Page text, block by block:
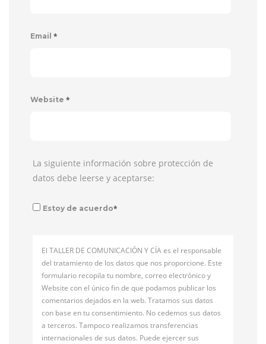
Email *
Website *
La siguiente información sobre protección de
datos debe leerse y aceptarse:
Estoy de acuerdo*
El TALLER DE COMUNICACIÓN Y CÍA es el responsable
del tratamiento de los datos que nos proporcione. Este
formulario recopila tu nombre, correo electrónico y
Website con el único fin de que podamos publicar los
comentarios dejados en la web. Tratamos sus datos
con base en tu consentimiento. No cedemos sus datos
a terceros. Tampoco realizamos transferencias
internacionales de sus datos. Puede ejercer sus